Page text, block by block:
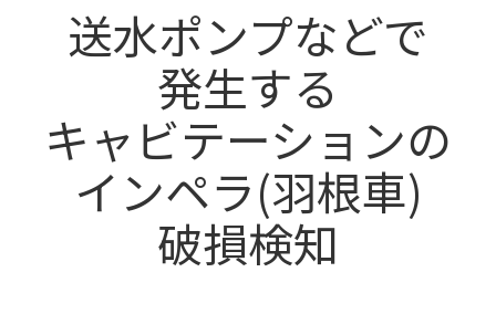
送水ポンプなどで
発生する
キャビテーションの
インペラ(羽根車)
破損検知